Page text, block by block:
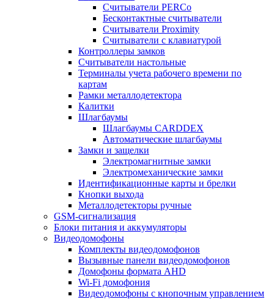
Считыватели PERCo
Бесконтактные считыватели
Считыватели Proximity
Считыватели с клавиатурой
Контроллеры замков
Считыватели настольные
Терминалы учета рабочего времени по
картам
Рамки металлодетектора
Калитки
Шлагбаумы
Шлагбаумы CARDDEX
Автоматические шлагбаумы
Замки и защелки
Электромагнитные замки
Электромеханические замки
Идентификационные карты и брелки
Кнопки выхода
Металлодетекторы ручные
GSM-сигнализация
Блоки питания и аккумуляторы
Видеодомофоны
Комплекты видеодомофонов
Вызывные панели видеодомофонов
Домофоны формата AHD
Wi-Fi домофония
Видеодомофоны с кнопочным управлением